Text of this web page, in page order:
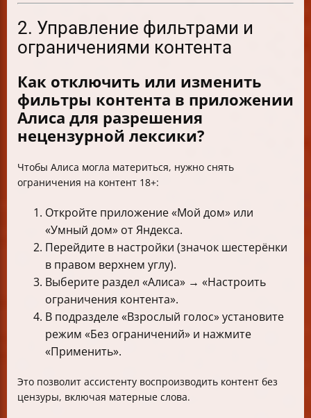
2. Управление фильтрами и
ограничениями контента
Как отключить или изменить
фильтры контента в приложении
Алиса для разрешения
нецензурной лексики?
Чтобы Алиса могла материться, нужно снять
ограничения на контент 18+:
Откройте приложение «Мой дом» или
«Умный дом» от Яндекса.
Перейдите в настройки (значок шестерёнки
в правом верхнем углу).
Выберите раздел «Алиса» → «Настроить
ограничения контента».
В подразделе «Взрослый голос» установите
режим «Без ограничений» и нажмите
«Применить».
Это позволит ассистенту воспроизводить контент без
цензуры, включая матерные слова.